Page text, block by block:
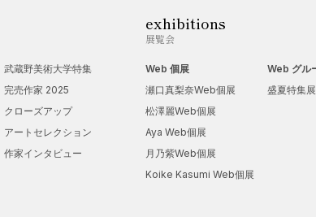
2010年
2018年
・色彩検定１級講師
2020年
・臨床美術士
武蔵野美術大学特集
完売作家 2025
クローズアップ
アートセレクション
作家インタビュー
exhibitions
展覧会
Web 個展
瀬口真梨奈Web個展
松澤麗Web個展
Aya Web個展
月乃紫Web個展
Koike Kasumi Web個展
Web グル
盛夏特集展